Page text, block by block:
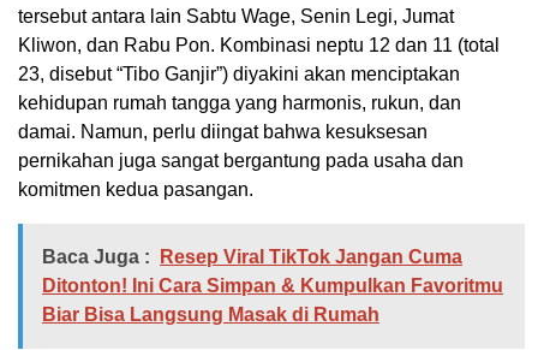
tersebut antara lain Sabtu Wage, Senin Legi, Jumat
Kliwon, dan Rabu Pon. Kombinasi neptu 12 dan 11 (total
23, disebut “Tibo Ganjir”) diyakini akan menciptakan
kehidupan rumah tangga yang harmonis, rukun, dan
damai. Namun, perlu diingat bahwa kesuksesan
pernikahan juga sangat bergantung pada usaha dan
komitmen kedua pasangan.
Baca Juga :
Resep Viral TikTok Jangan Cuma
Ditonton! Ini Cara Simpan & Kumpulkan Favoritmu
Biar Bisa Langsung Masak di Rumah